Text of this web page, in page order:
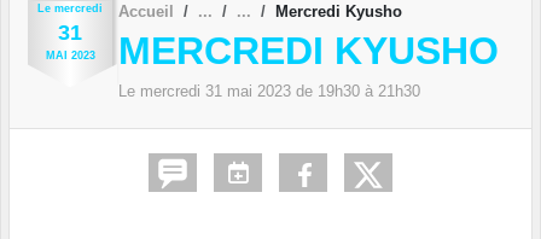
Le mercredi
31
MAI 2023
Accueil Mercredi Kyusho
MERCREDI KYUSHO
Le mercredi 31 mai 2023 de 19h30 à 21h30